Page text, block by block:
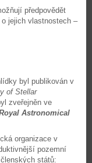
předpovědět
jejich vlastnostech –
byl publikován v
of Stellar
zveřejněn ve
Astronomical
organizace v
pozemní
států: